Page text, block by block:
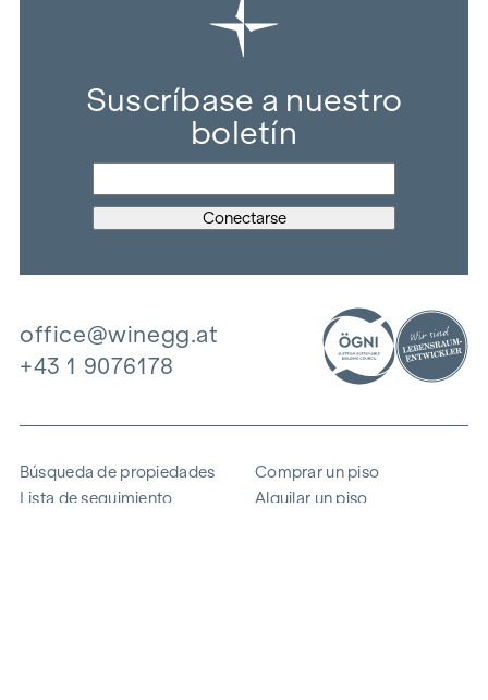
Suscríbase a nuestro
boletín
office@winegg.at
+43 1 9076178
Búsqueda de propiedades
Lista de seguimiento
Comprar un piso
Alquilar un piso